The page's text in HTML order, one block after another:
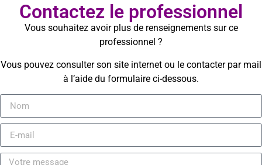
Contactez le professionnel
Vous souhaitez avoir plus de renseignements sur ce
professionnel ?
Vous pouvez consulter son site internet ou le contacter par mail
à l’aide du formulaire ci-dessous.